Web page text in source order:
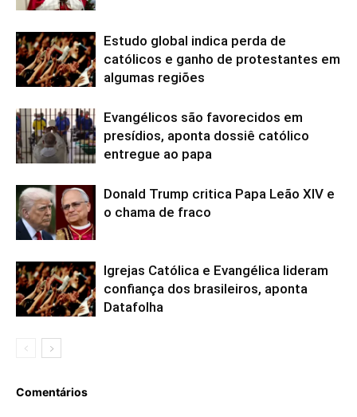
Estudo global indica perda de
católicos e ganho de protestantes em
algumas regiões
Evangélicos são favorecidos em
presídios, aponta dossiê católico
entregue ao papa
Donald Trump critica Papa Leão XIV e
o chama de fraco
Igrejas Católica e Evangélica lideram
confiança dos brasileiros, aponta
Datafolha
Comentários